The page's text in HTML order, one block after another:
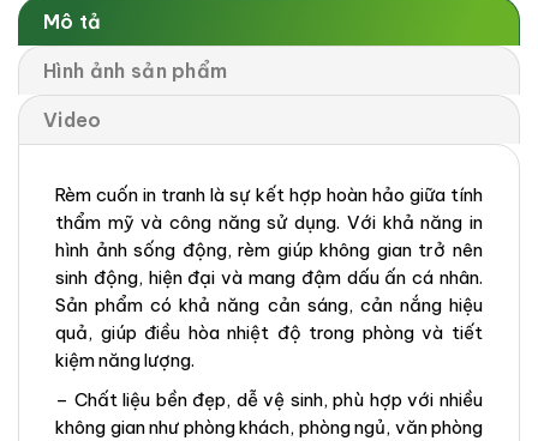
Mô tả
Hình ảnh sản phẩm
Video
Rèm cuốn in tranh là sự kết hợp hoàn hảo giữa tính
thẩm mỹ và công năng sử dụng. Với khả năng in
hình ảnh sống động, rèm giúp không gian trở nên
sinh động, hiện đại và mang đậm dấu ấn cá nhân.
Sản phẩm có khả năng cản sáng, cản nắng hiệu
quả, giúp điều hòa nhiệt độ trong phòng và tiết
kiệm năng lượng.
– Chất liệu bền đẹp, dễ vệ sinh, phù hợp với nhiều
không gian như phòng khách, phòng ngủ, văn phòng